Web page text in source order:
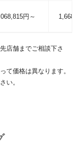
円～
店舗までご相談下さ
て価格は異なります。
い。